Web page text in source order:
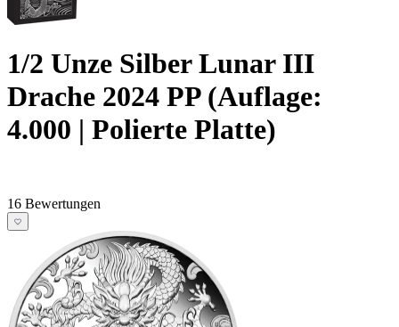
1/2 Unze Silber Lunar III
Drache 2024 PP (Auflage:
4.000 | Polierte Platte)
16 Bewertungen